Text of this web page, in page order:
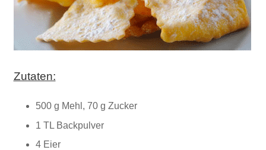
Zutaten:
500 g Mehl, 70 g Zucker
1 TL Backpulver
4 Eier